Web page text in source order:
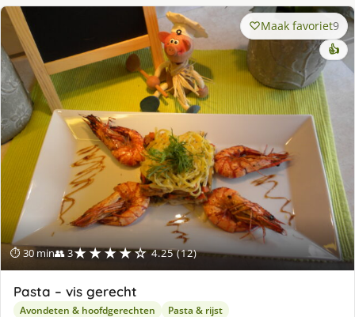
⏱ 30 min👥 3★★★★☆ 4.25 (12)
Maak favoriet9
👍
Pasta – vis gerecht
Avondeten & hoofdgerechten Pasta & rijst